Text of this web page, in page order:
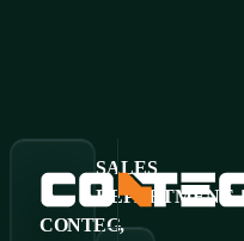
CONTEG,
SALES
DEPARTMENT